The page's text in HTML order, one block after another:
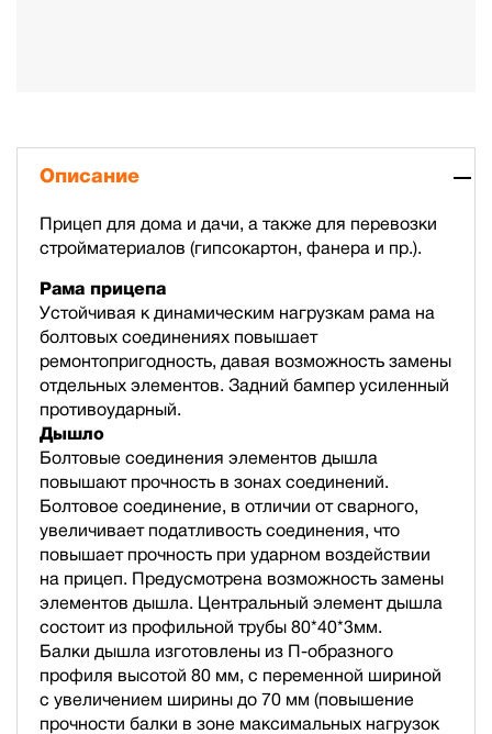
Описание
Прицеп для дома и дачи, а также для перевозки
стройматериалов (гипсокартон, фанера и пр.).
Рама прицепа
Устойчивая к динамическим нагрузкам рама на
болтовых соединениях повышает
ремонтопригодность, давая возможность замены
отдельных элементов. Задний бампер усиленный
противоударный.
Дышло
Болтовые соединения элементов дышла
повышают прочность в зонах соединений.
Болтовое соединение, в отличии от сварного,
увеличивает податливость соединения, что
повышает прочность при ударном воздействии
на прицеп. Предусмотрена возможность замены
элементов дышла. Центральный элемент дышла
состоит из профильной трубы 80*40*3мм.
Балки дышла изготовлены из П-образного
профиля высотой 80 мм, с переменной шириной
с увеличением ширины до 70 мм (повышение
прочности балки в зоне максимальных нагрузок